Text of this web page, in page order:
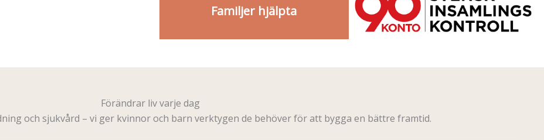
Familjer hjälpta
Förändrar liv varje dag
och sjukvård – vi ger kvinnor och barn verktygen de behöver för att bygga en bättre framtid.